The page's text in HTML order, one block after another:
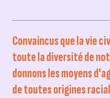
Convaincus que la vie
toute la diversité de
donnons les moyens
de toutes origines